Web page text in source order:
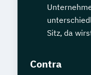
Sitz, da
Contra